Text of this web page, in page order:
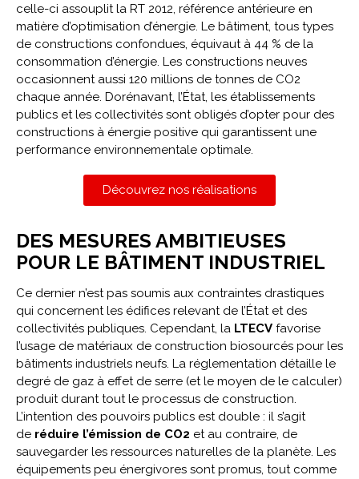
celle-ci assouplit la RT 2012, référence antérieure en
matière d’optimisation d’énergie. Le bâtiment, tous types
de constructions confondues, équivaut à 44 % de la
consommation d’énergie. Les constructions neuves
occasionnent aussi 120 millions de tonnes de CO2
chaque année. Dorénavant, l’État, les établissements
publics et les collectivités sont obligés d’opter pour des
constructions à énergie positive qui garantissent une
performance environnementale optimale.
Découvrez nos réalisations
DES MESURES AMBITIEUSES
POUR LE BÂTIMENT INDUSTRIEL
Ce dernier n’est pas soumis aux contraintes drastiques
qui concernent les édifices relevant de l’État et des
collectivités publiques. Cependant, la LTECV favorise
l’usage de matériaux de construction biosourcés pour les
bâtiments industriels neufs. La réglementation détaille le
degré de gaz à effet de serre (et le moyen de le calculer)
produit durant tout le processus de construction.
L’intention des pouvoirs publics est double : il s’agit
de réduire l’émission de CO2 et au contraire, de
sauvegarder les ressources naturelles de la planète. Les
équipements peu énergivores sont promus, tout comme